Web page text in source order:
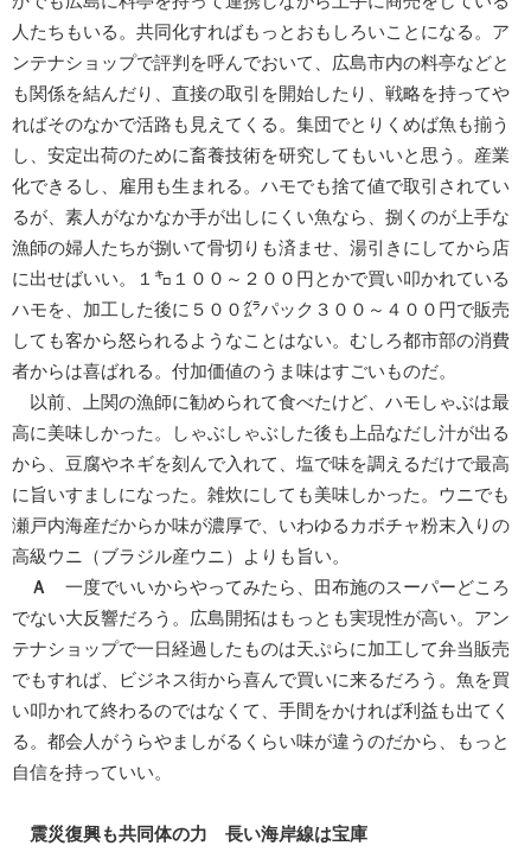
人たちもいる。共同化すればもっとおもしろいことになる。ア
ンテナショップで評判を呼んでおいて、広島市内の料亭などと
も関係を結んだり、直接の取引を開始したり、戦略を持ってや
ればそのなかで活路も見えてくる。集団でとりくめば魚も揃う
し、安定出荷のために畜養技術を研究してもいいと思う。産業
化できるし、雇用も生まれる。ハモでも捨て値で取引されてい
るが、素人がなかなか手が出しにくい魚なら、捌くのが上手な
漁師の婦人たちが捌いて骨切りも済ませ、湯引きにしてから店
に出せばいい。１㌔１００～２００円とかで買い叩かれている
ハモを、加工した後に５００㌘パック３００～４００円で販売
しても客から怒られるようなことはない。むしろ都市部の消費
者からは喜ばれる。付加価値のうま味はすごいものだ。
以前、上関の漁師に勧められて食べたけど、ハモしゃぶは最
高に美味しかった。しゃぶしゃぶした後も上品なだし汁が出る
から、豆腐やネギを刻んで入れて、塩で味を調えるだけで最高
に旨いすましになった。雑炊にしても美味しかった。ウニでも
瀬戸内海産だからか味が濃厚で、いわゆるカボチャ粉末入りの
高級ウニ（ブラジル産ウニ）よりも旨い。
Ａ
一度でいいからやってみたら、田布施のスーパーどころ
でない大反響だろう。広島開拓はもっとも実現性が高い。アン
テナショップで一日経過したものは天ぷらに加工して弁当販売
でもすれば、ビジネス街から喜んで買いに来るだろう。魚を買
い叩かれて終わるのではなくて、手間をかければ利益も出てく
る。都会人がうらやましがるくらい味が違うのだから、もっと
自信を持っていい。
震災復興も共同体の力 長い海岸線は宝庫